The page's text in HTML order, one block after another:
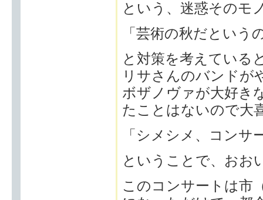
という、迷惑そのモ
「芸術の秋だという
と対策を考えている
リサさんのバンド
ボザノヴァが大好き
たことはないので大
「シメシメ、コンサ
ということで、おお
このコンサートは市